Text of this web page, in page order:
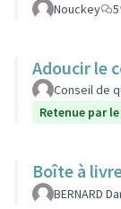
Nouckey 5
Adoucir le
Conseil de
Retenue par
Boîte à
BERNARD